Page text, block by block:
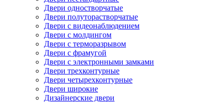
Двери одностворчатые
Двери полуторастворчатые
Двери с видеонаблюдением
Двери с молдингом
Двери с терморазрывом
Двери с фрамугой
Двери с электронными замками
Двери трехконтурные
Двери четырехконтурные
Двери широкие
Дизайнерские двери